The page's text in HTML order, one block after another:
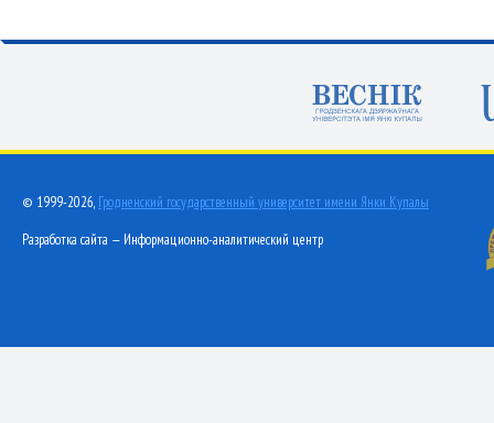
© 1999-2026, Гродненский государственный университет имени Янки Купалы
Разработка сайта — Информационно-аналитический центр